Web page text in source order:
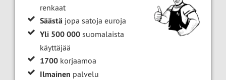
renkaat
Säästä jopa satoja euroja
Yli 500 000 suomalaista
käyttäjää
1700 korjaamoa
Ilmainen palvelu